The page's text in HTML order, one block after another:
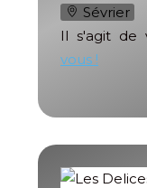
Sévrier
Il s'agit de
vous !